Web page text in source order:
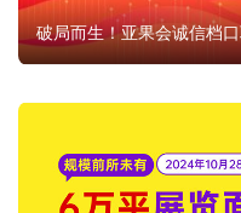
破局而生！亚果会诚信档